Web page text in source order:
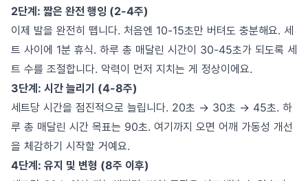
2단계: 짧은 완전 행잉 (2-4주)
이제 발을 완전히 뗍니다. 처음엔 10-15초만 버텨도 충분해요. 세
트 사이에 1분 휴식. 하루 총 매달린 시간이 30-45초가 되도록 세
트 수를 조절합니다. 악력이 먼저 지치는 게 정상이에요.
3단계: 시간 늘리기 (4-8주)
세트당 시간을 점진적으로 늘립니다. 20초 → 30초 → 45초. 하
루 총 매달린 시간 목표는 90초. 여기까지 오면 어깨 가동성 개선
을 체감하기 시작할 거예요.
4단계: 유지 및 변형 (8주 이후)